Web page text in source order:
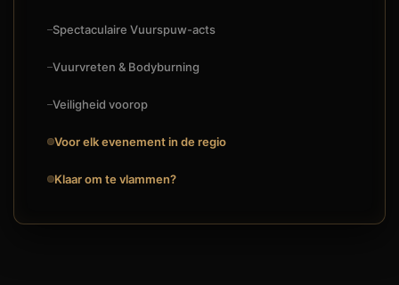
🔥VUURSHOW
🧘FAKIRSHOW
Spectaculaire Vuurspuw-acts
Vuurvreten & Bodyburning
Veiligheid voorop
Voor elk evenement in de regio
Klaar om te vlammen?